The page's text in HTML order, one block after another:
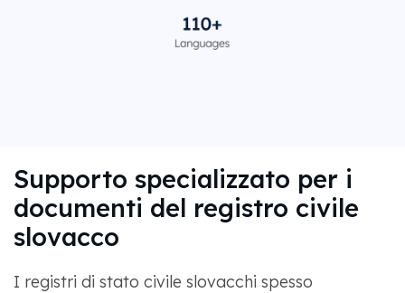
Supporto specializzato per i
documenti del registro civile
slovacco
I registri di stato civile slovacchi spesso